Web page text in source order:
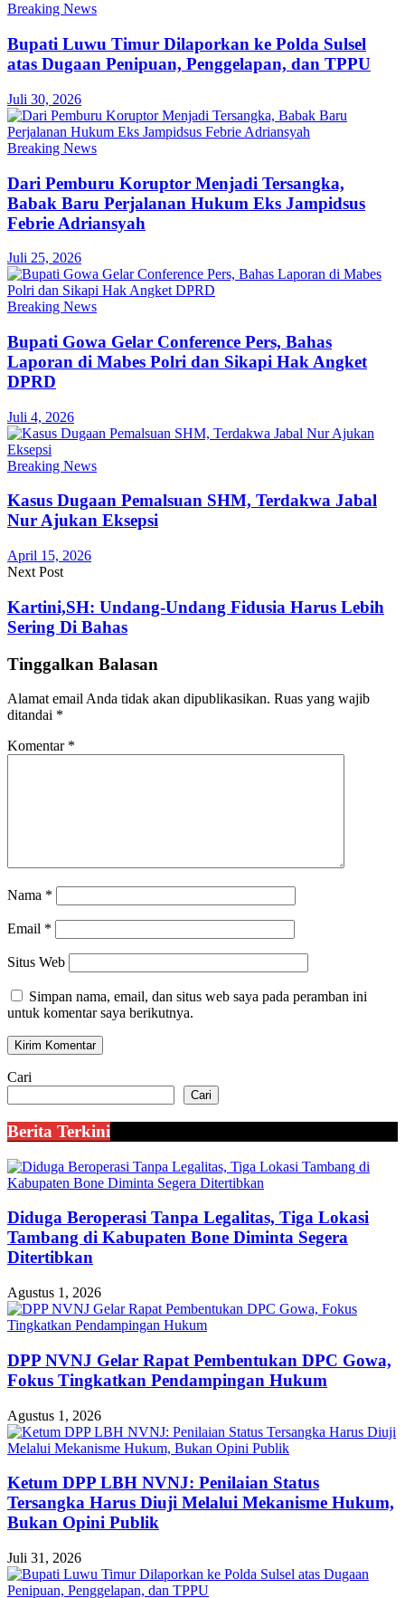
Breaking News
Bupati Luwu Timur Dilaporkan ke Polda Sulsel
atas Dugaan Penipuan, Penggelapan, dan TPPU
Juli 30, 2026
Breaking News
Dari Pemburu Koruptor Menjadi Tersangka,
Babak Baru Perjalanan Hukum Eks Jampidsus
Febrie Adriansyah
Juli 25, 2026
Breaking News
Bupati Gowa Gelar Conference Pers, Bahas
Laporan di Mabes Polri dan Sikapi Hak Angket
DPRD
Juli 4, 2026
Breaking News
Kasus Dugaan Pemalsuan SHM, Terdakwa Jabal
Nur Ajukan Eksepsi
April 15, 2026
Next Post
Kartini,SH: Undang-Undang Fidusia Harus Lebih
Sering Di Bahas
Tinggalkan Balasan
Alamat email Anda tidak akan dipublikasikan. Ruas yang wajib
ditandai *
Komentar *
Nama *
Email *
Situs Web
Simpan nama, email, dan situs web saya pada peramban ini
untuk komentar saya berikutnya.
Cari
Cari
Berita Terkini
Diduga Beroperasi Tanpa Legalitas, Tiga Lokasi
Tambang di Kabupaten Bone Diminta Segera
Ditertibkan
Agustus 1, 2026
DPP NVNJ Gelar Rapat Pembentukan DPC Gowa,
Fokus Tingkatkan Pendampingan Hukum
Agustus 1, 2026
Ketum DPP LBH NVNJ: Penilaian Status
Tersangka Harus Diuji Melalui Mekanisme Hukum,
Bukan Opini Publik
Juli 31, 2026